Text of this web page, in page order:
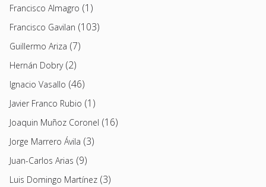
Francisco Almagro (1)
Francisco Gavilan (103)
Guillermo Ariza (7)
Hernán Dobry(2)
Ignacio Vasallo (46)
Javier Franco Rubio (1)
Joaquin Muñoz Coronel (16)
Jorge Marrero Ávila (3)
Juan-Carlos Arias (9)
Luis Domingo Martínez (3)